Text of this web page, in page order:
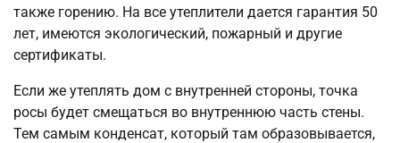
также горению. На все утеплители дается гарантия 50
лет, имеются экологический, пожарный и другие
сертификаты.
Если же утеплять дом с внутренней стороны, точка
росы будет смещаться во внутреннюю часть стены.
Тем самым конденсат, который там образовывается,